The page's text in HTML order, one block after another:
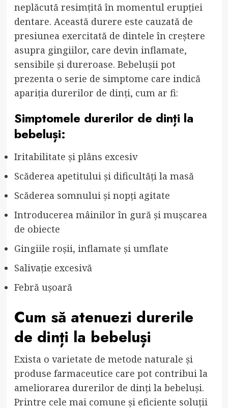
neplăcută resimțită în momentul erupției
dentare. Această durere este cauzată de
presiunea exercitată de dintele în creștere
asupra gingiilor, care devin inflamate,
sensibile și dureroase. Bebelușii pot
prezenta o serie de simptome care indică
apariția durerilor de dinți, cum ar fi:
Simptomele durerilor de dinți la
bebeluși:
Iritabilitate și plâns excesiv
Scăderea apetitului și dificultăți la masă
Scăderea somnului și nopți agitate
Introducerea mâinilor în gură și mușcarea
de obiecte
Gingiile roșii, inflamate și umflate
Salivație excesivă
Febră ușoară
Cum să atenuezi durerile
de dinți la bebeluși
Exista o varietate de metode naturale și
produse farmaceutice care pot contribui la
ameliorarea durerilor de dinți la bebeluși.
Printre cele mai comune și eficiente soluții